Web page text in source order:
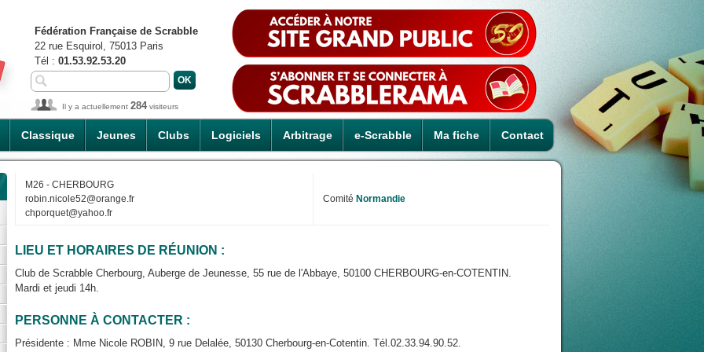
Classique Jeunes Clubs Logiciels Arbitrage e-Scrabble Ma fiche Contact
Fédération Française de Scrabble
22 rue Esquirol, 75013 Paris
Tél : 01.53.92.53.20
Il y a actuellement 284visiteurs
M26 - CHERBOURG
robin.nicole52@orange.fr
chporquet@yahoo.fr
Comité Normandie
LIEU ET HORAIRES DE RÉUNION :
Club de Scrabble Cherbourg, Auberge de Jeunesse, 55 rue de l'Abbaye, 50100 CHERBOURG-en-COTENTIN.
Mardi et jeudi 14h.
PERSONNE À CONTACTER :
Présidente : Mme Nicole ROBIN, 9 rue Delalée, 50130 Cherbourg-en-Cotentin. Tél.02.33.94.90.52.